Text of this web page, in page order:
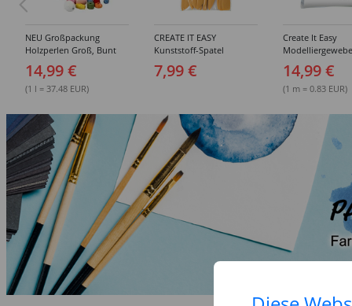
NEU Großpackung
Holzperlen Groß, Bunt
Sortiert, 400 ml Eimer
14,99 €
(1 l = 37.48 EUR)
CREATE IT EASY
Kunststoff-Spatel
Sortiment, 14 Stück
7,99 €
Create It Easy
Gipsbinden,
3m lang, 6 Stück
14,99 €
(1 m = 0.83 EUR)